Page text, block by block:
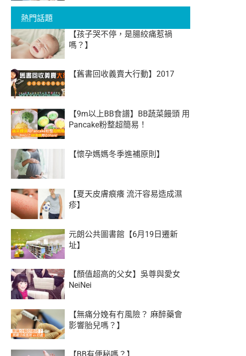
熱門話題
【孩子哭不停，是腸絞痛惹禍
嗎？】
【舊書回收義賣大行動】2017
【9m以上BB食譜】BB蔬菜饅頭 用
Pancake粉整超簡易！
【懷孕媽媽冬季進補原則】
【夏天皮膚痕癢 流汗容易造成濕
疹】
元朗公共圖書館【6月19日遷新
址】
【顏值超高的父女】吳尊與愛女
NeiNei
【無痛分娩有冇風險？ 麻醉藥會
影響胎兒嗎？】